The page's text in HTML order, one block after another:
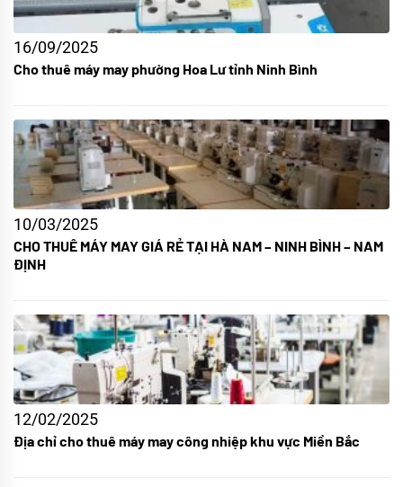
16/09/2025
Cho thuê máy may phường Hoa Lư tỉnh Ninh Bình
10/03/2025
CHO THUÊ MÁY MAY GIÁ RẺ TẠI HÀ NAM – NINH BÌNH – NAM
ĐỊNH
12/02/2025
Địa chỉ cho thuê máy may công nhiệp khu vực Miền Bắc